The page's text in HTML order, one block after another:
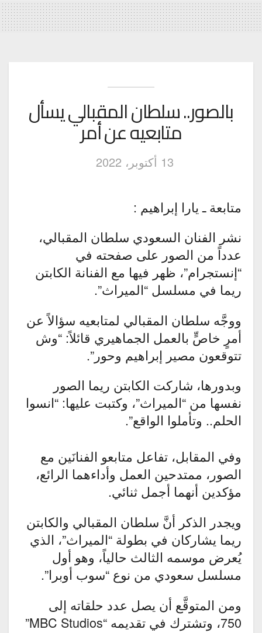
بالصور.. سلطان المقبالي يسأل
متابعيه عن أمر
13 أكتوبر، 2022
متابعة ـ يارا إبراهيم :
نشر الفنان السعودي سلطان المقبالي،
عدداً من الصور على صفحته في
“إنستجرام”، ظهر فيها مع الفنانة الكابتن
ريما في مسلسل “الميراث”.
ووجَّه سلطان المقبالي لمتابعيه سؤالاً عن
أمرٍ خاصٍّ بالعمل الجماهيري قائلاً: “وش
تتوقعون مصير إبراهيم وحور”.
وبدورها، شاركت الكابتن ريما الصور
نفسها من “الميراث”، وكتبت عليها: “انسوا
الحلم.. وتأملوا الواقع”.
وفي المقابل، تفاعل متابعو الفنانَين مع
الصور، ممتدحين العمل وأداءهما الرائع،
مؤكدين أنهما أجمل ثنائي.
ويجدر الذكر أنَّ سلطان المقبالي والكابتن
ريما يشاركان في بطولة “الميراث”، الذي
يُعرض موسمه الثالث حالياً، وهو أول
مسلسل سعودي من نوع “سوب أوبرا”.
ومن المتوقَّع أن يصل عدد حلقاته إلى
750، وتشترك في تقديمه “MBC Studios”